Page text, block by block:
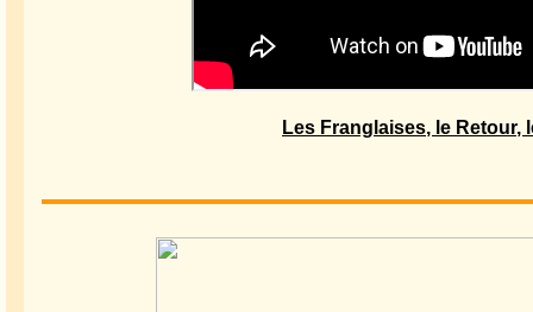
Les Franglaises, le Retour,